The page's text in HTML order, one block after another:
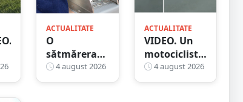
ACTUALITATE
O
sătmărerancă
a găsit un
card bancar
4 august 2026
ACTUALITATE
VIDEO. Un
motociclist a
murit după
impactul cu
4 august 2026